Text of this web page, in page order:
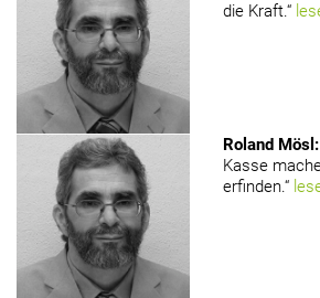
die Kraft.“
Roland Mösl :
Kasse
erfinden.“